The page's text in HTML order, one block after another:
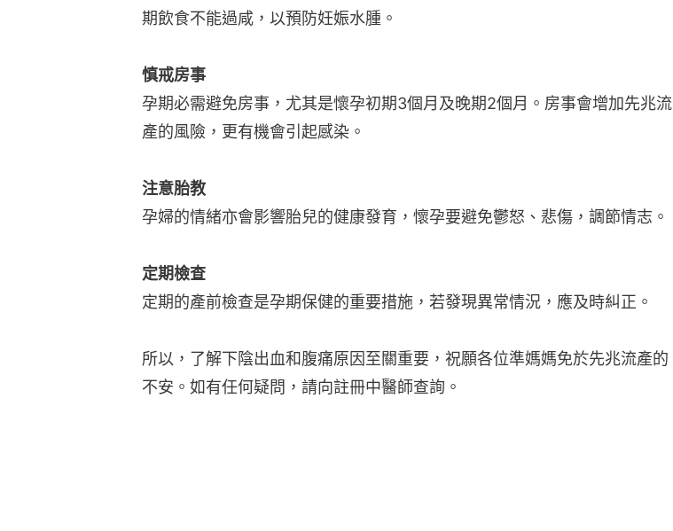
期飲食不能過咸，以預防妊娠水腫。
慎戒房事
孕期必需避免房事，尤其是懷孕初期3個月及晚期2個月。房事會增加先兆流
產的風險，更有機會引起感染。
注意胎教
孕婦的情緒亦會影響胎兒的健康發育，懷孕要避免鬱怒、悲傷，調節情志。
定期檢查
定期的產前檢查是孕期保健的重要措施，若發現異常情況，應及時糾正。
所以，了解下陰出血和腹痛原因至關重要，祝願各位準媽媽免於先兆流產的
不安。如有任何疑問，請向註冊中醫師查詢。